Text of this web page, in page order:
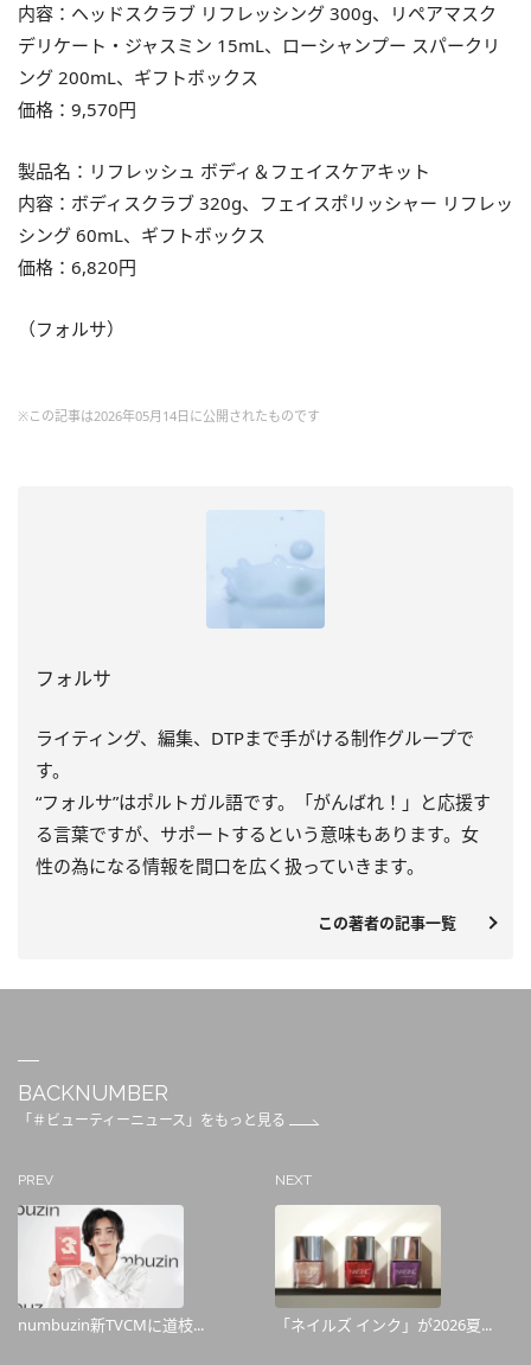
内容：ヘッドスクラブ リフレッシング 300g、リペアマスク
デリケート・ジャスミン 15mL、ローシャンプー スパークリ
ング 200mL、ギフトボックス
価格：9,570円
製品名：リフレッシュ ボディ＆フェイスケアキット
内容：ボディスクラブ 320g、フェイスポリッシャー リフレッ
シング 60mL、ギフトボックス
価格：6,820円
（フォルサ）
※この記事は2026年05月14日に公開されたものです
フォルサ
ライティング、編集、DTPまで手がける制作グループで
す。
“フォルサ”はポルトガル語です。「がんばれ！」と応援す
る言葉ですが、サポートするという意味もあります。女
性の為になる情報を間口を広く扱っていきます。
この著者の記事一覧
BACKNUMBER
「＃ビューティーニュース」をもっと見る
PREV
numbuzin新TVCMに道枝...
NEXT
「ネイルズ インク」が2026夏...